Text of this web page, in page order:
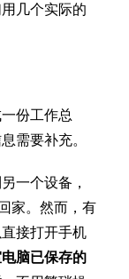
几个实际的
份工作总
需要补充。
一个设备，
家。然而，有
接打开手机
脑已保存的